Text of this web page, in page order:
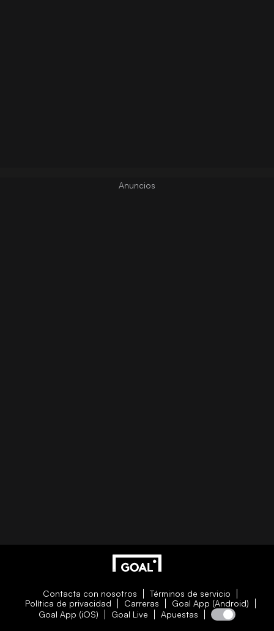
Contacta con nosotros
Términos de servicio
Política de privacidad
Carreras
Goal App (Android)
Goal App (iOS)
Goal Live Apuestas